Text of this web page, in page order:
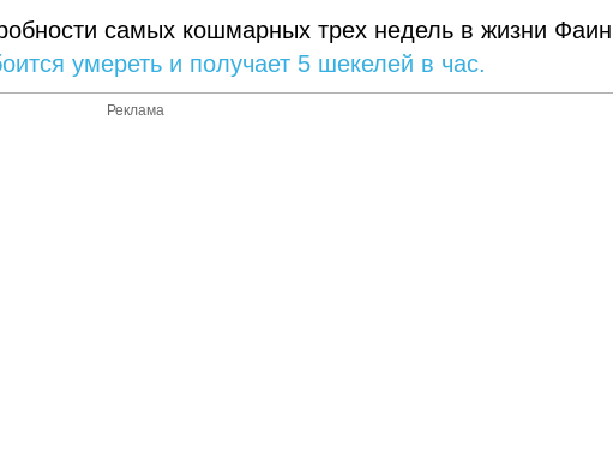
самых кошмарных трех недель в жизни
умереть и получает 5 шекелей в час.
Реклама